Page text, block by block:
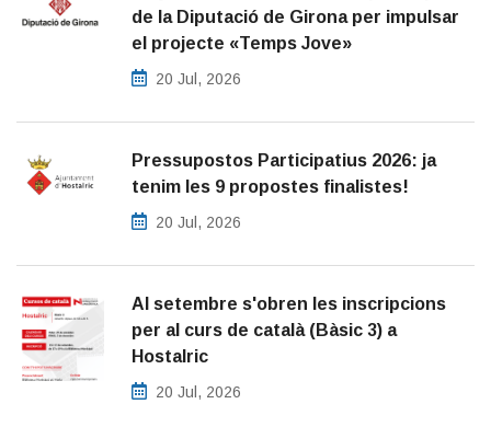
de la Diputació de Girona per impulsar
el projecte «Temps Jove»
20 Jul, 2026
Pressupostos Participatius 2026: ja
tenim les 9 propostes finalistes!
20 Jul, 2026
Al setembre s'obren les inscripcions
per al curs de català (Bàsic 3) a
Hostalric
20 Jul, 2026